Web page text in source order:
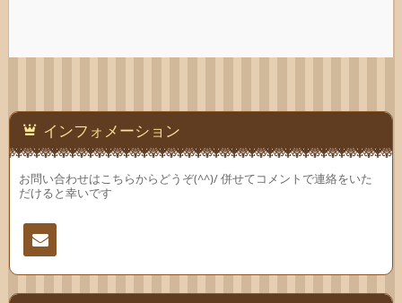
インフォメーション
お問い合わせはこちらからどうぞ(^^)/ 併せてコメントで連絡をいた
だけると幸いです
連絡